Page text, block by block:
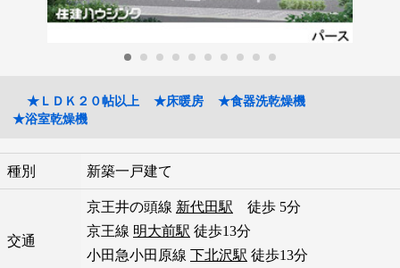
★ＬＤＫ２０帖以上 ★床暖房
★食器洗乾燥機
★浴室乾燥機
種別 新築一戸建て
交通
京王井の頭線 新代田駅 徒歩 5分
京王線 明大前駅 徒歩13分
小田急小田原線 下北沢駅 徒歩13分